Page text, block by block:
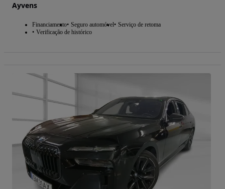
Ayvens
Financiamento Seguro automóvel Serviço de retoma
Verificação de histórico